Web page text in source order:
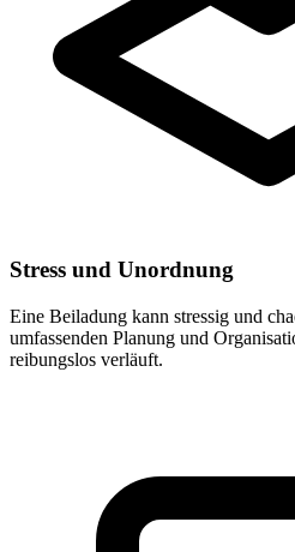
Stress und Unordnung
Eine Beiladung kann stressig und
umfassenden Planung und
reibungslos verläuft.